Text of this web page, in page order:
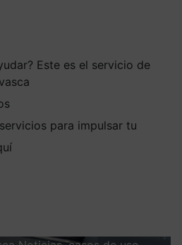
Este es el servicio de
para impulsar tu